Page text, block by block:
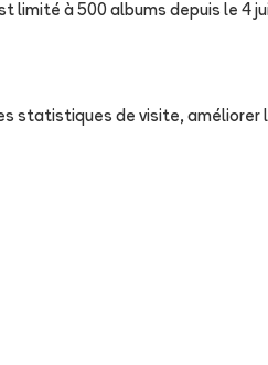
limité à 500 albums depuis le 4
statistiques de visite,